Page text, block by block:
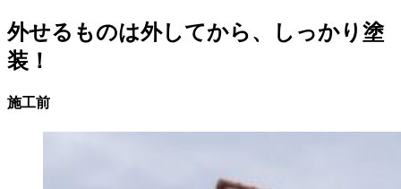
外せるものは外してから、しっかり塗
装！
施工前